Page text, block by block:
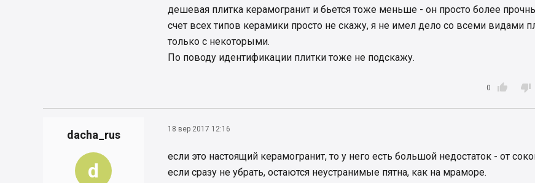
дешевая плитка керамогранит и бьется тоже меньше - он просто более
счет всех типов керамики просто не скажу, я не имел дело со всеми видами
только с некоторыми.
По поводу идентификации плитки тоже не подскажу.

0 
dacha_rus
d
18 вер 2017 12:16
если это настоящий керамогранит, то у него есть большой недостаток - от
если сразу не убрать, остаются неустранимые пятна, как на мраморе.